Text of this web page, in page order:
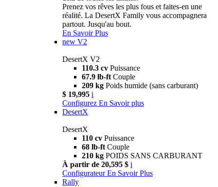
Prenez vos rêves les plus fous et faites-en une
réalité. La DesertX Family vous accompagnera
partout. Jusqu'au bout.
En Savoir Plus
new V2
DesertX V2
110.3 cv Puissance
67.9 lb-ft Couple
209 kg Poids humide (sans carburant)
$ 19,995 i
Configurez En Savoir plus
DesertX
DesertX
110 cv Puissance
68 lb-ft Couple
210 kg POIDS SANS CARBURANT
À partir de 20,595 $ i
Configurateur En Savoir Plus
Rally